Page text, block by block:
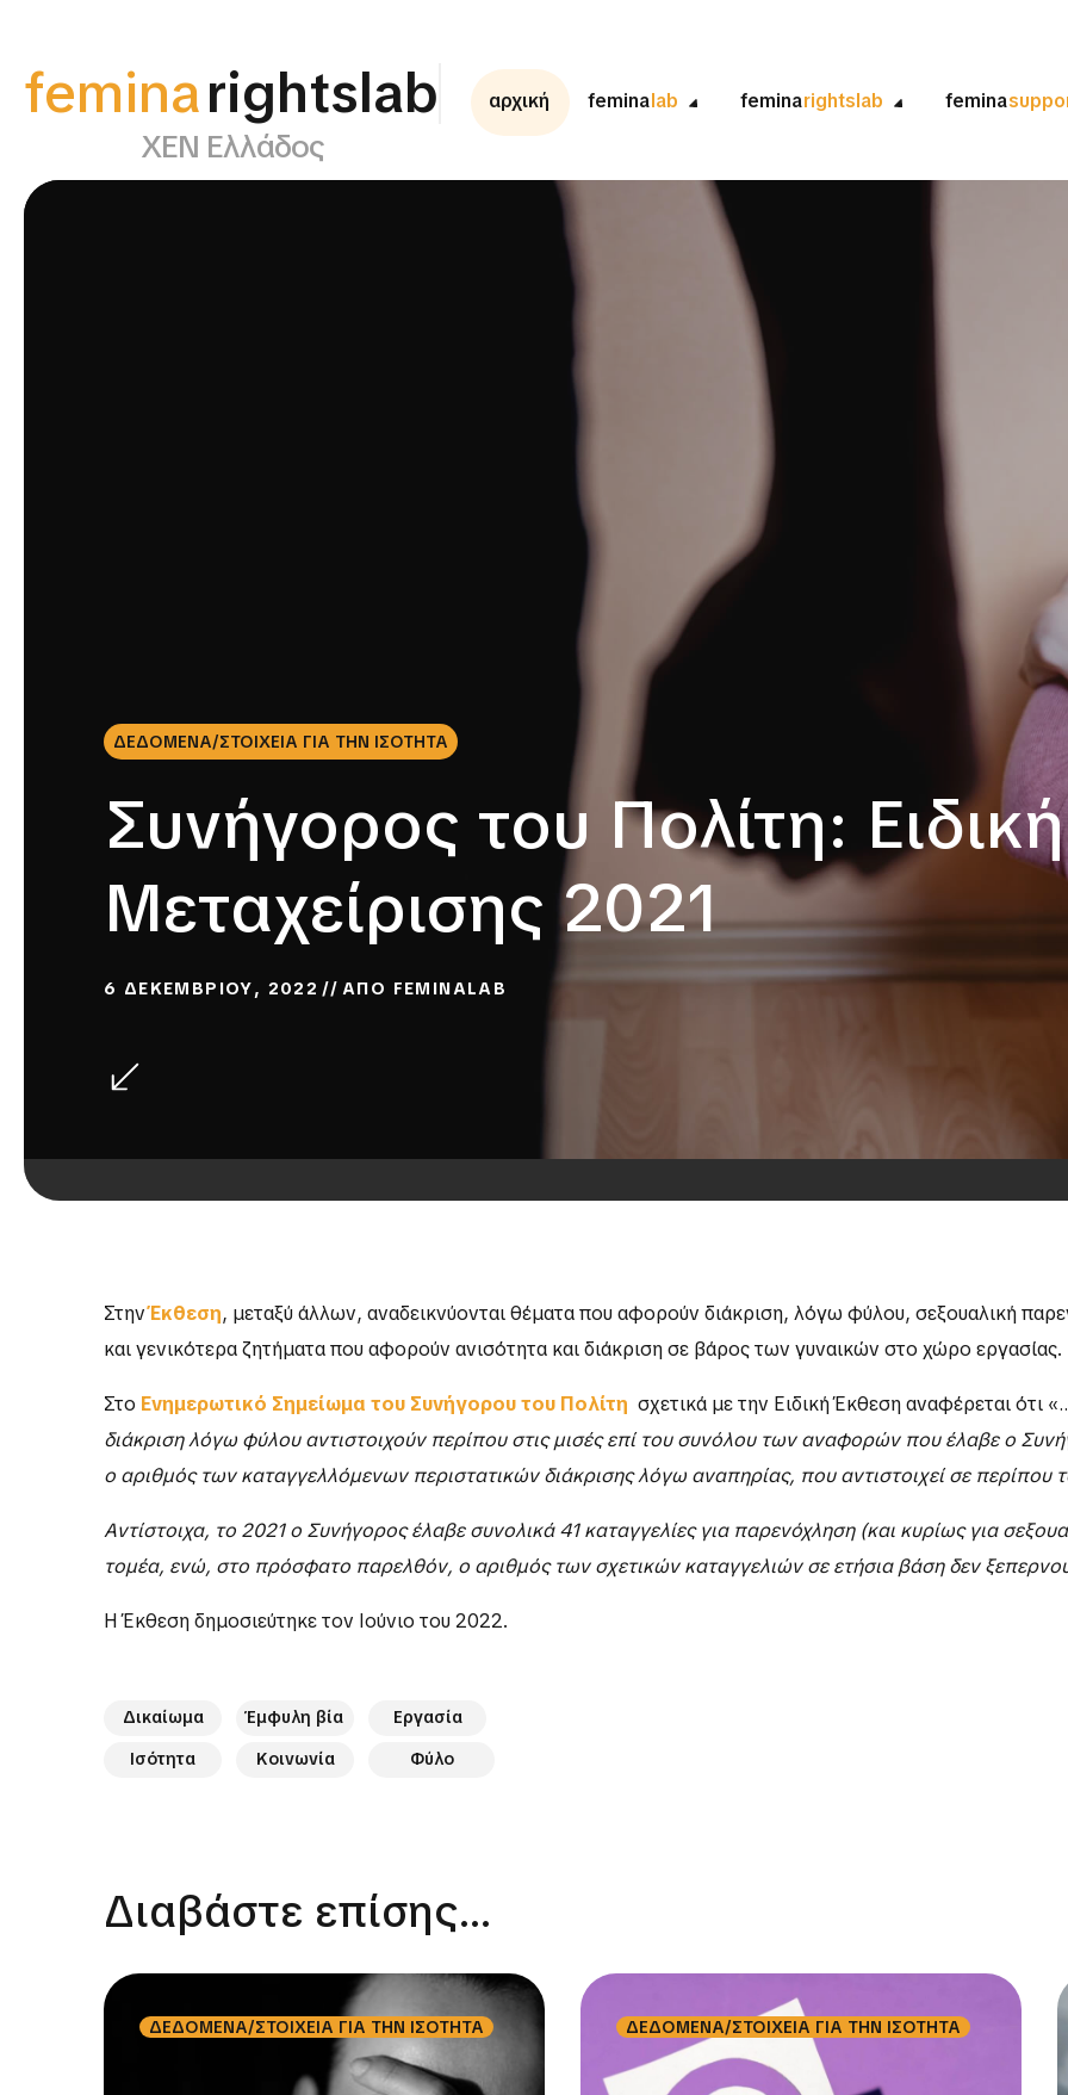
feminasupportlab
ΧΕΝ Ελλάδος
αρχική feminalab feminarightslab femina
ΔΕΔΟΜΕΝΑ/ΣΤΟΙΧΕΙΑ ΓΙΑ ΤΗΝ ΙΣΟΤΗΤΑ
Συνήγορος του Πολίτη:
Μεταχείρισης 2021
6 ΔΕΚΕΜΒΡΙΟΥ, 2022 ΑΠΟ FEMINALAB
Στην Έκθεση, μεταξύ άλλων, αναδεικνύονται θέματα που αφορούν διάκριση, λόγω φύλου, σεξουαλική
και γενικότερα ζητήματα που αφορούν ανισότητα και διάκριση σε βάρος των γυναικών στο χώρο εργασίας.
Στο Ενημερωτικό Σημείωμα του Συνήγορου του Πολίτη σχετικά με την Ειδική Έκθεση αναφέρεται ότι
διάκριση λόγω φύλου αντιστοιχούν περίπου στις μισές επί του συνόλου των αναφορών που έλαβε ο
ο αριθμός των καταγγελλόμενων περιστατικών διάκρισης λόγω αναπηρίας, που αντιστοιχεί σε
Aντίστοιχα, το 2021 ο Συνήγορος έλαβε συνολικά 41 καταγγελίες για παρενόχληση (και κυρίως για
τομέα, ενώ, στο πρόσφατο παρελθόν, ο αριθμός των σχετικών καταγγελιών σε ετήσια βάση δεν
Η Έκθεση δημοσιεύτηκε τον Ιούνιο του 2022.
Δικαίωμα Έμφυλη βία
Εργασία
Ισότητα
Κοινωνία Φύλο
Διαβάστε επίσης...
ΔΕΔΟΜΕΝΑ/ΣΤΟΙΧΕΙΑ ΓΙΑ ΤΗΝ ΙΣΟΤΗΤΑ ΔΕΔΟΜΕΝΑ/ΣΤΟΙΧΕΙΑ ΓΙΑ ΤΗΝ ΙΣΟΤΗΤΑ